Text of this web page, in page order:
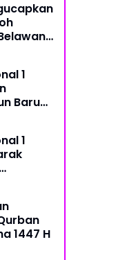
Pemuda NasDem
1
Baru
1
1447 H